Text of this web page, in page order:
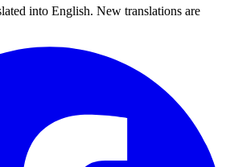
into English. New translations are